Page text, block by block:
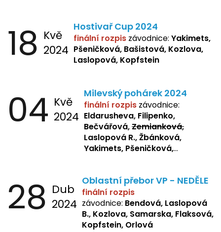
18 Kvě
2024
Hostivař Cup 2024
finální rozpis závodnice: Yakimets,
Pšeničková, Bašistová, Kozlova,
Laslopová, Kopfstein
04 Kvě
2024
Milevský pohárek 2024
finální rozpis závodnice:
Eldarusheva, Filipenko,
Bečvářová,Zemianková,
Laslopová R., Žbánková,
Yakimets, Pšeničková,
28 Dub
2024
Oblastní přebor VP - NEDĚLE
finální rozpis
závodnice: Bendová, Laslopová
B., Kozlova, Samarska, Flaksová,
Kopfstein, Orlová